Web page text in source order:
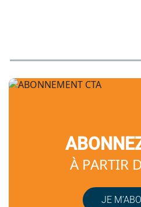
À PARTIR
JE